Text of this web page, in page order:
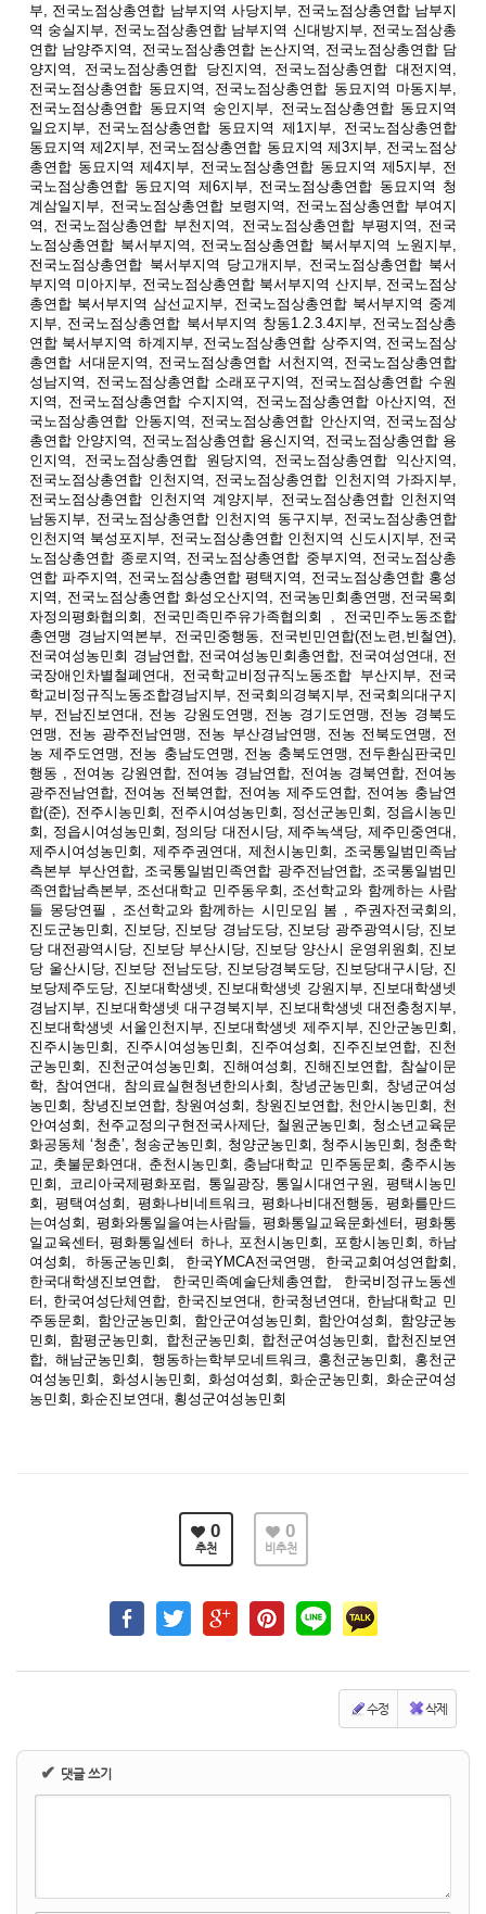
부, 전국노점상총연합 남부지역 사당지부, 전국노점상총연합 남부지
역 숭실지부, 전국노점상총연합 남부지역 신대방지부, 전국노점상총
연합 남양주지역, 전국노점상총연합 논산지역, 전국노점상총연합 담
양지역, 전국노점상총연합 당진지역, 전국노점상총연합 대전지역,
전국노점상총연합 동묘지역, 전국노점상총연합 동묘지역 마동지부,
전국노점상총연합 동묘지역 숭인지부, 전국노점상총연합 동묘지역
일요지부, 전국노점상총연합 동묘지역 제1지부, 전국노점상총연합
동묘지역 제2지부, 전국노점상총연합 동묘지역 제3지부, 전국노점상
총연합 동묘지역 제4지부, 전국노점상총연합 동묘지역 제5지부, 전
국노점상총연합 동묘지역 제6지부, 전국노점상총연합 동묘지역 청
계삼일지부, 전국노점상총연합 보령지역, 전국노점상총연합 부여지
역, 전국노점상총연합 부천지역, 전국노점상총연합 부평지역, 전국
노점상총연합 북서부지역, 전국노점상총연합 북서부지역 노원지부,
전국노점상총연합 북서부지역 당고개지부, 전국노점상총연합 북서
부지역 미아지부, 전국노점상총연합 북서부지역 산지부, 전국노점상
총연합 북서부지역 삼선교지부, 전국노점상총연합 북서부지역 중계
지부, 전국노점상총연합 북서부지역 창동1.2.3.4지부, 전국노점상총
연합 북서부지역 하계지부, 전국노점상총연합 상주지역, 전국노점상
총연합 서대문지역, 전국노점상총연합 서천지역, 전국노점상총연합
성남지역, 전국노점상총연합 소래포구지역, 전국노점상총연합 수원
지역, 전국노점상총연합 수지지역, 전국노점상총연합 아산지역, 전
국노점상총연합 안동지역, 전국노점상총연합 안산지역, 전국노점상
총연합 안양지역, 전국노점상총연합 용신지역, 전국노점상총연합 용
인지역, 전국노점상총연합 원당지역, 전국노점상총연합 익산지역,
전국노점상총연합 인천지역, 전국노점상총연합 인천지역 가좌지부,
전국노점상총연합 인천지역 계양지부, 전국노점상총연합 인천지역
남동지부, 전국노점상총연합 인천지역 동구지부, 전국노점상총연합
인천지역 북성포지부, 전국노점상총연합 인천지역 신도시지부, 전국
노점상총연합 종로지역, 전국노점상총연합 중부지역, 전국노점상총
연합 파주지역, 전국노점상총연합 평택지역, 전국노점상총연합 홍성
지역, 전국노점상총연합 화성오산지역, 전국농민회총연맹, 전국목회
자정의평화협의회 , 전국민족민주유가족협의회 , 전국민주노동조합
총연맹 경남지역본부, 전국민중행동, 전국빈민연합(전노련,빈철연),
전국여성농민회 경남연합, 전국여성농민회총연합, 전국여성연대, 전
국장애인차별철폐연대, 전국학교비정규직노동조합 부산지부, 전국
학교비정규직노동조합경남지부, 전국회의경북지부, 전국회의대구지
부, 전남진보연대, 전농 강원도연맹, 전농 경기도연맹, 전농 경북도
연맹, 전농 광주전남연맹, 전농 부산경남연맹, 전농 전북도연맹, 전
농 제주도연맹, 전농 충남도연맹, 전농 충북도연맹, 전두환심판국민
행동 , 전여농 강원연합, 전여농 경남연합, 전여농 경북연합, 전여농
광주전남연합, 전여농 전북연합, 전여농 제주도연합, 전여농 충남연
합(준), 전주시농민회, 전주시여성농민회, 정선군농민회, 정읍시농민
회, 정읍시여성농민회, 정의당 대전시당, 제주녹색당, 제주민중연대,
제주시여성농민회, 제주주권연대, 제천시농민회, 조국통일범민족남
측본부 부산연합, 조국통일범민족연합 광주전남연합, 조국통일범민
족연합남측본부, 조선대학교 민주동우회, 조선학교와 함께하는 사람
들 몽당연필 , 조선학교와 함께하는 시민모임 봄 , 주권자전국회의,
진도군농민회, 진보당, 진보당 경남도당, 진보당 광주광역시당, 진보
당 대전광역시당, 진보당 부산시당, 진보당 양산시 운영위원회, 진보
당 울산시당, 진보당 전남도당, 진보당경북도당, 진보당대구시당, 진
보당제주도당, 진보대학생넷, 진보대학생넷 강원지부, 진보대학생넷
경남지부, 진보대학생넷 대구경북지부, 진보대학생넷 대전충청지부,
진보대학생넷 서울인천지부, 진보대학생넷 제주지부, 진안군농민회,
진주시농민회, 진주시여성농민회, 진주여성회, 진주진보연합, 진천
군농민회, 진천군여성농민회, 진해여성회, 진해진보연합, 참살이문
학, 참여연대, 참의료실현청년한의사회, 창녕군농민회, 창녕군여성
농민회, 창녕진보연합, 창원여성회, 창원진보연합, 천안시농민회, 천
안여성회, 천주교정의구현전국사제단, 철원군농민회, 청소년교육문
화공동체 ‘청춘’, 청송군농민회, 청양군농민회, 청주시농민회, 청춘학
교, 촛불문화연대, 춘천시농민회, 충남대학교 민주동문회, 충주시농
민회, 코리아국제평화포럼, 통일광장, 통일시대연구원, 평택시농민
회, 평택여성회, 평화나비네트워크, 평화나비대전행동, 평화를만드
는여성회, 평화와통일을여는사람들, 평화통일교육문화센터, 평화통
일교육센터, 평화통일센터 하나, 포천시농민회, 포항시농민회, 하남
여성회, 하동군농민회, 한국YMCA전국연맹, 한국교회여성연합회,
한국대학생진보연합, 한국민족예술단체총연합, 한국비정규노동센
터, 한국여성단체연합, 한국진보연대, 한국청년연대, 한남대학교 민
주동문회, 함안군농민회, 함안군여성농민회, 함안여성회, 함양군농
민회, 함평군농민회, 합천군농민회, 합천군여성농민회, 합천진보연
합, 해남군농민회, 행동하는학부모네트워크, 홍천군농민회, 홍천군
여성농민회, 화성시농민회, 화성여성회, 화순군농민회, 화순군여성
농민회, 화순진보연대, 횡성군여성농민회
0
추천
0
비추천
수정 삭제
✔ 댓글 쓰기